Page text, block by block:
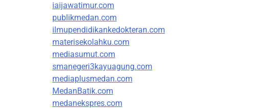
iaijawatimur.com
publikmedan.com
ilmupendidikankedokteran.com
materisekolahku.com
mediasumut.com
smanegeri3kayuagung.com
mediaplusmedan.com
MedanBatik.com
medanekspres.com